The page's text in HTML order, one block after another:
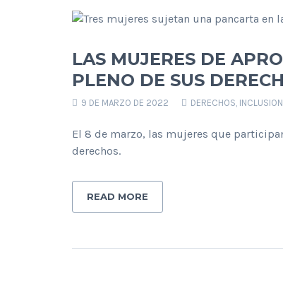
LAS MUJERES DE
PLENO DE SUS
9 DE MARZO DE 2022 DERECHOS, INCLUSION
El 8 de marzo, las mujeres que
derechos.
READ MORE